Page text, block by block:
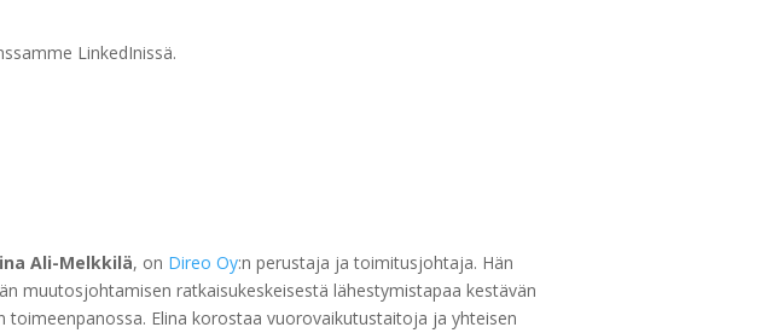
LinkedInissä.
Ali-Melkkilä, on Direo Oy:n perustaja ja toimitusjohtaja. Hän
muutosjohtamisen ratkaisukeskeisestä lähestymistapaa kestävän
toimeenpanossa. Elina korostaa vuorovaikutustaitoja ja yhteisen